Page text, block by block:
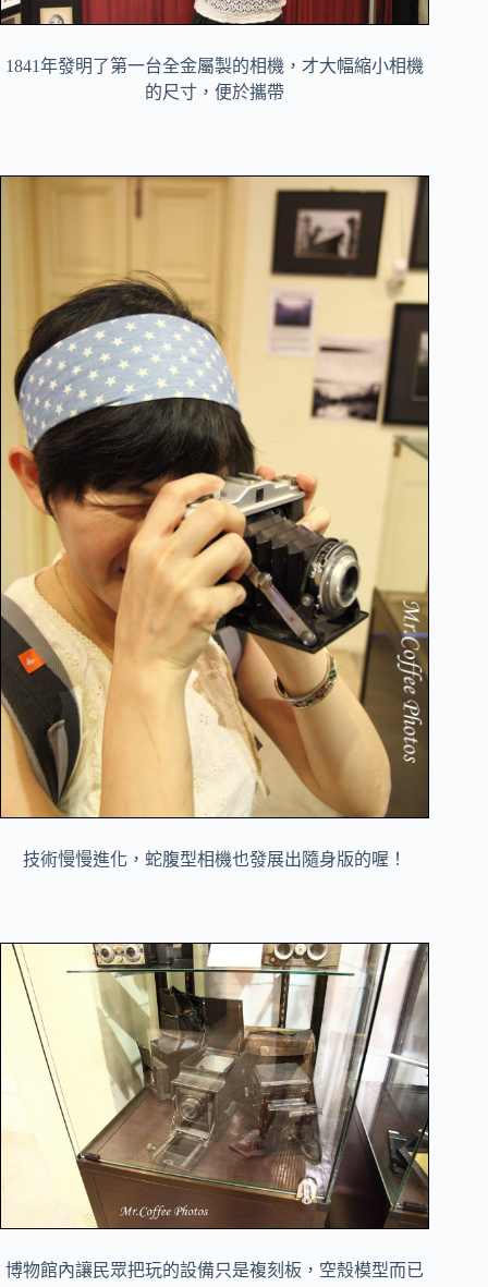
1841年發明了第一台全金屬製的相機，才大幅縮小相機
的尺寸，便於攜帶
技術慢慢進化，蛇腹型相機也發展出隨身版的喔！
博物館內讓民眾把玩的設備只是複刻板，空殼模型而已